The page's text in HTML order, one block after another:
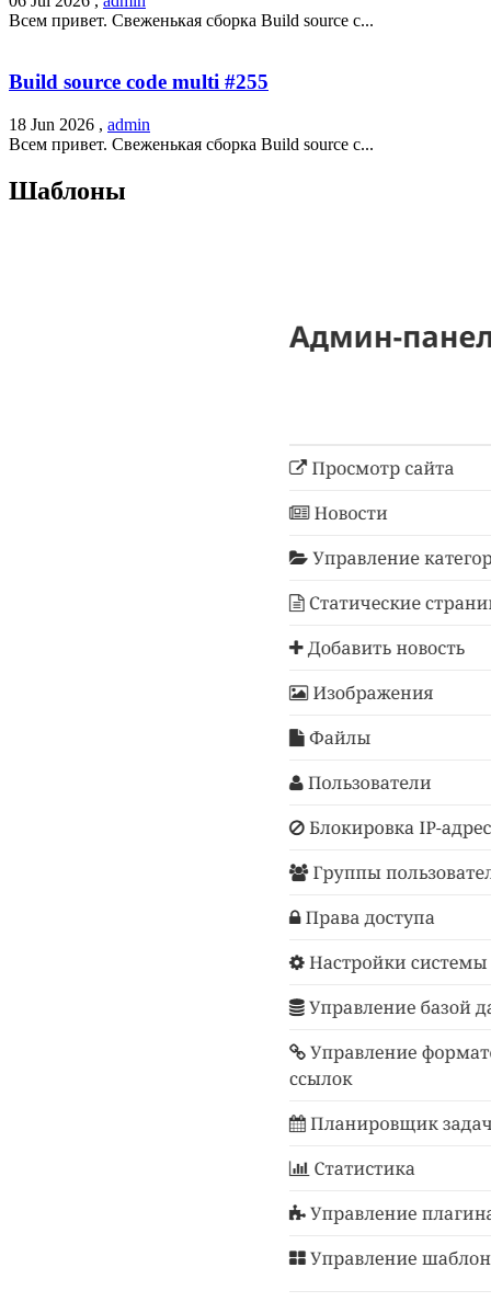
Всем привет. Свеженькая сборка Build source c...
Build source code multi #255
18 Jun 2026 , admin
Всем привет. Свеженькая сборка Build source c...
Шаблоны